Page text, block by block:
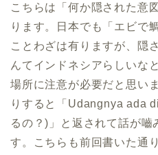
こちらは「何か隠された意
ります。日本でも「エビで
ことわざは有りますが、隠
んてインドネシアらしいな
場所に注意が必要だと思い
りすると「Udangnya ada
るの？)」と返されて話が
す。こちらも前回書いた通